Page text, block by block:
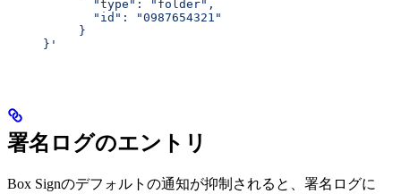
            "type": "folder",
            "id": "0987654321"
          }
     }'
署名ログのエントリ
Box Signのデフォルトの通知が抑制されると、署名ログに